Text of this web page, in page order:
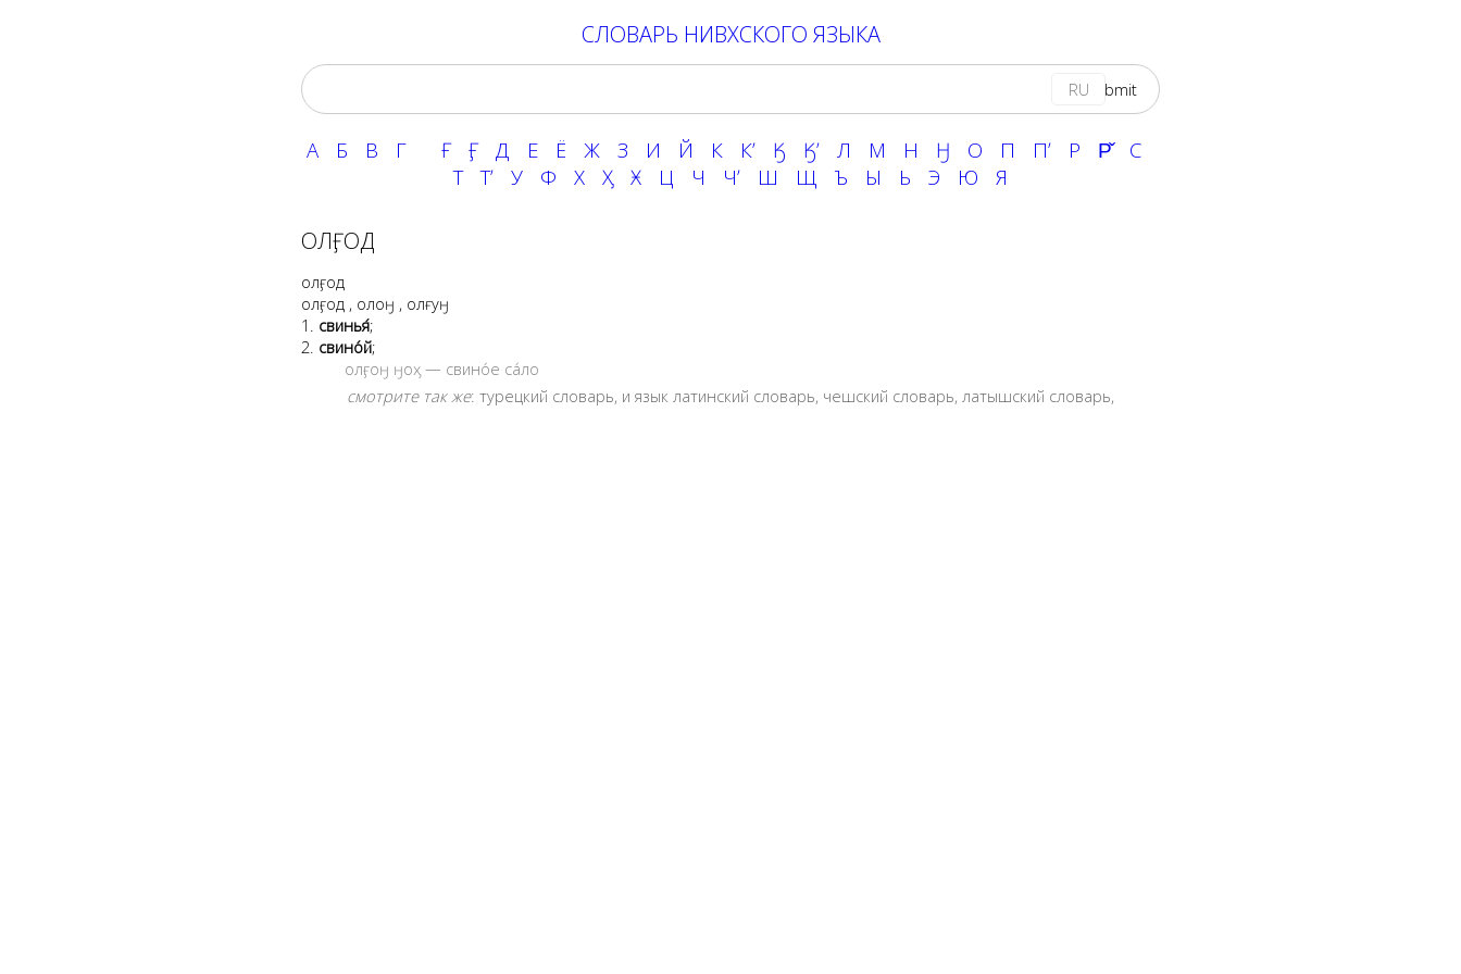
СЛОВАРЬ НИВХСКОГО ЯЗЫКА
RU
А Б В Г Ғ Ӻ Д Е Ё Ж З И Й К Кʼ Ӄ Ӄʼ Л М Н Ӈ О П Пʼ Р Р̌
С
Т
Тʼ У Ф Х Ӽ Ӿ Ц Ч Чʼ Ш Щ Ъ Ы Ь Э Ю Я
ОЛӺОД
олӻод
олӻод , олоӈ , олғуӈ
1. свинья́;
2. свино́й;
олӻоӈ ӈоӽ — свино́е са́ло
смотрите так же: турецкий словарь, и язык латинский словарь, чешский словарь, латышский словарь,